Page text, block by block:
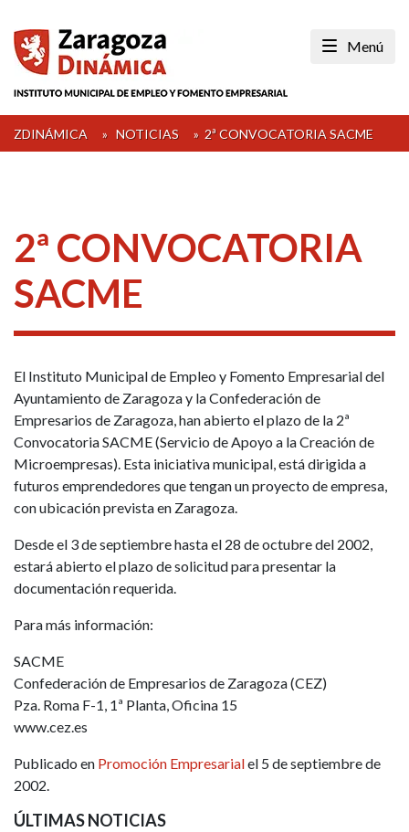
content
Menú
ZDINÁMICA » NOTICIAS » 2ª CONVOCATORIA SACME
2ª CONVOCATORIA
SACME
El Instituto Municipal de Empleo y Fomento Empresarial del
Ayuntamiento de Zaragoza y la Confederación de
Empresarios de Zaragoza, han abierto el plazo de la 2ª
Convocatoria SACME (Servicio de Apoyo a la Creación de
Microempresas). Esta iniciativa municipal, está dirigida a
futuros emprendedores que tengan un proyecto de empresa,
con ubicación prevista en Zaragoza.
Desde el 3 de septiembre hasta el 28 de octubre del 2002,
estará abierto el plazo de solicitud para presentar la
documentación requerida.
Para más información:
SACME
Confederación de Empresarios de Zaragoza (CEZ)
Pza. Roma F-1, 1ª Planta, Oficina 15
www.cez.es
Publicado en Promoción Empresarialel 5 de septiembre de
2002.
ÚLTIMAS NOTICIAS